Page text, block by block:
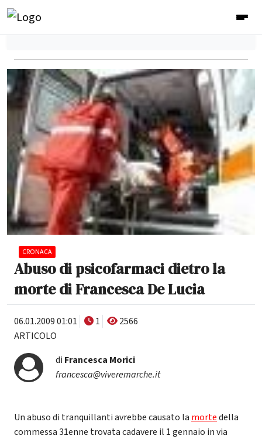
CRONACA
Abuso di psicofarmaci dietro la
morte di Francesca De Lucia
06.01.2009 01:01 1
2566
ARTICOLO
di Francesca Morici
francesca@viveremarche.it
Un abuso di tranquillanti avrebbe causato la mortedella
commessa 31enne trovata cadavere il 1 gennaio in via